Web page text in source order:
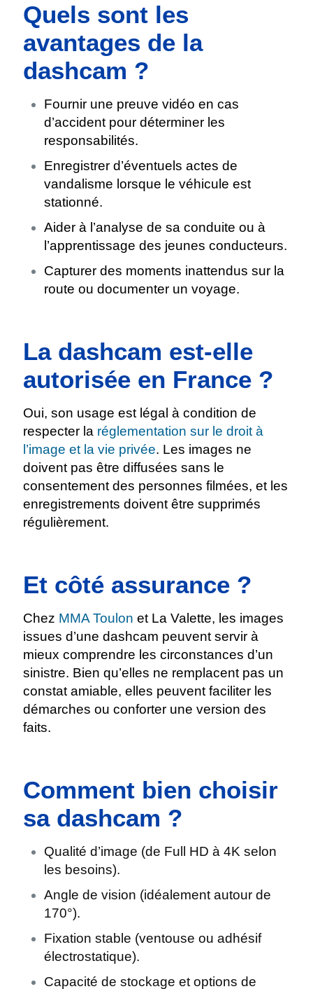
Quels sont les
avantages de la
dashcam ?
Fournir une preuve vidéo en cas
d’accident pour déterminer les
responsabilités.
Enregistrer d’éventuels actes de
vandalisme lorsque le véhicule est
stationné.
Aider à l’analyse de sa conduite ou à
l’apprentissage des jeunes conducteurs.
Capturer des moments inattendus sur la
route ou documenter un voyage.
La dashcam est-elle
autorisée en France ?
Oui, son usage est légal à condition de
respecter la réglementation sur le droit à
l’image et la vie privée. Les images ne
doivent pas être diffusées sans le
consentement des personnes filmées, et les
enregistrements doivent être supprimés
régulièrement.
Et côté assurance ?
Chez MMA Toulon et La Valette, les images
issues d’une dashcam peuvent servir à
mieux comprendre les circonstances d’un
sinistre. Bien qu’elles ne remplacent pas un
constat amiable, elles peuvent faciliter les
démarches ou conforter une version des
faits.
Comment bien choisir
sa dashcam ?
Qualité d’image (de Full HD à 4K selon
les besoins).
Angle de vision (idéalement autour de
170°).
Fixation stable (ventouse ou adhésif
électrostatique).
Capacité de stockage et options de